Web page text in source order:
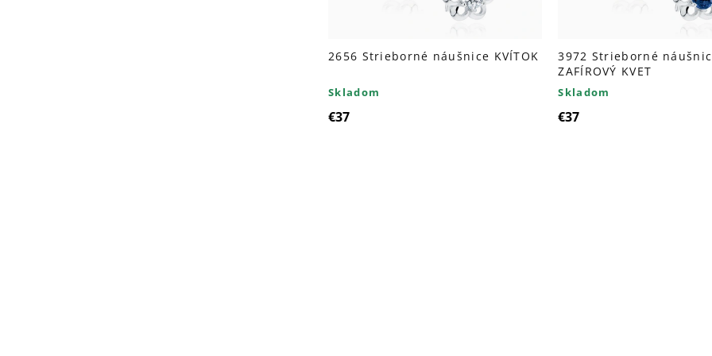
2656 Strieborné náušnice KVÍTOK
Skladom
€37
3972 Strieborné
ZAFÍROVÝ KVET
Skladom
€37